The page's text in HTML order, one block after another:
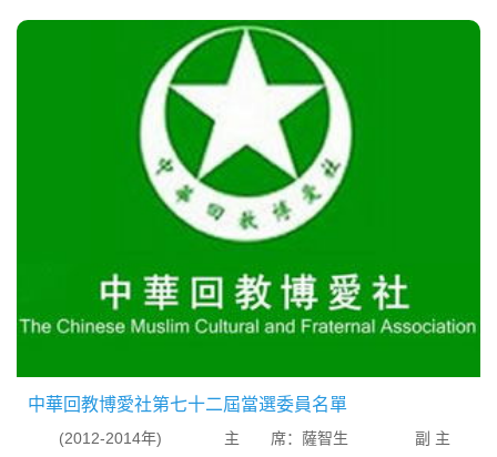
中華回教博愛社第七十二屆當選委員名單
(2012-2014年) 主 席：薩智生 副 主